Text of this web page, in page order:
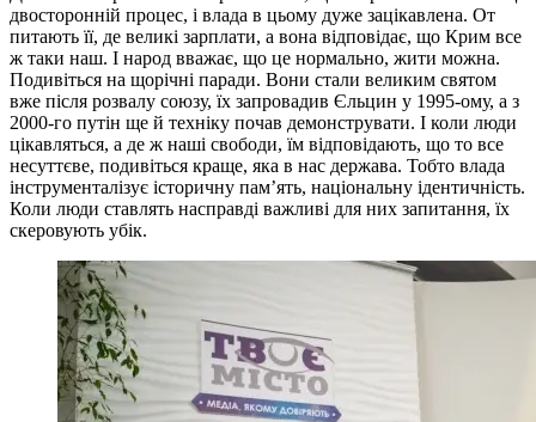
двосторонній процес, і влада в цьому дуже зацікавлена. От
питають її, де великі зарплати, а вона відповідає, що Крим все
ж таки наш. І народ вважає, що це нормально, жити можна.
Подивіться на щорічні паради. Вони стали великим святом
вже після розвалу союзу, їх запровадив Єльцин у 1995-ому, а з
2000-го путін ще й техніку почав демонструвати. І коли люди
цікавляться, а де ж наші свободи, їм відповідають, що то все
несуттєве, подивіться краще, яка в нас держава. Тобто влада
інструменталізує історичну пам’ять, національну ідентичність.
Коли люди ставлять насправді важливі для них запитання, їх
скеровують убік.